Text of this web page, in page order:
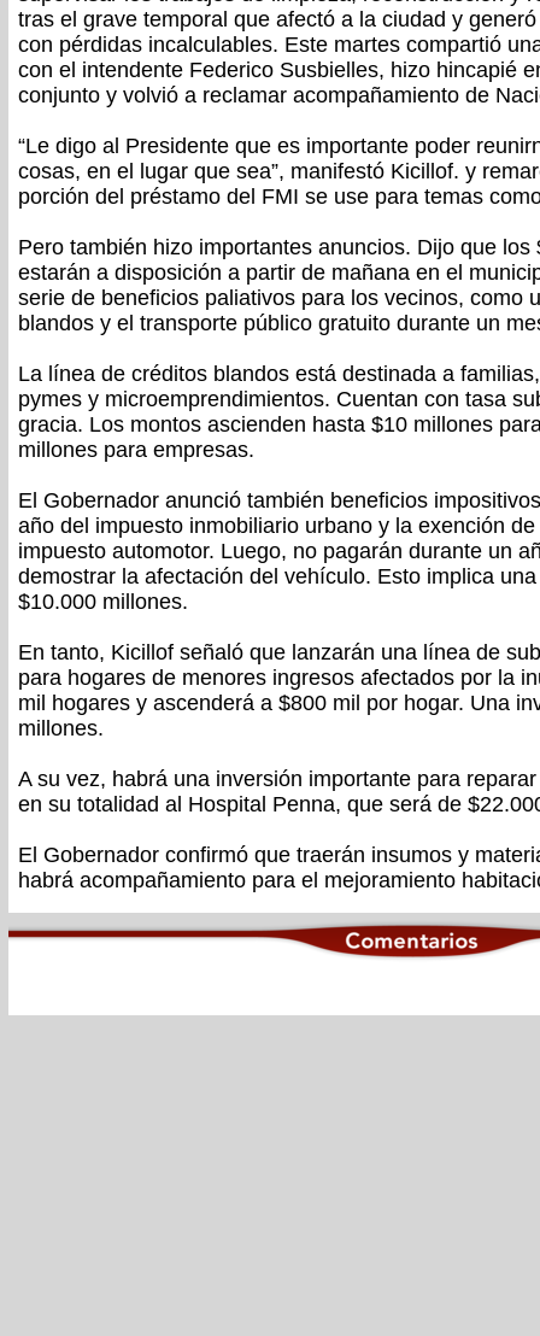
tras el grave temporal que afectó a la ciudad y
con pérdidas incalculables. Este martes compartió
con el intendente Federico Susbielles, hizo hincapié
conjunto y volvió a reclamar acompañamiento de
“Le digo al Presidente que es importante poder
cosas, en el lugar que sea”, manifestó Kicillof. y
porción del préstamo del FMI se use para temas
Pero también hizo importantes anuncios. Dijo que
estarán a disposición a partir de mañana en el
serie de beneficios paliativos para los vecinos, como
blandos y el transporte público gratuito durante un
La línea de créditos blandos está destinada a
pymes y microemprendimientos. Cuentan con tasa
gracia. Los montos ascienden hasta $10 millones
millones para empresas.
El Gobernador anunció también beneficios
año del impuesto inmobiliario urbano y la exención
impuesto automotor. Luego, no pagarán durante un
demostrar la afectación del vehículo. Esto implica
$10.000 millones.
En tanto, Kicillof señaló que lanzarán una línea de
para hogares de menores ingresos afectados por la
mil hogares y ascenderá a $800 mil por hogar. Una
millones.
A su vez, habrá una inversión importante para
en su totalidad al Hospital Penna, que será de
El Gobernador confirmó que traerán insumos y
habrá acompañamiento para el mejoramiento